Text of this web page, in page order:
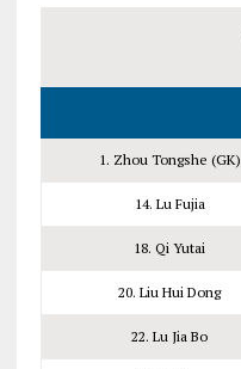
1. Zhou Tongshe (GK)
14. Lu Fujia
18. Qi Yutai
20. Liu Hui Dong
22. Lu Jia Bo